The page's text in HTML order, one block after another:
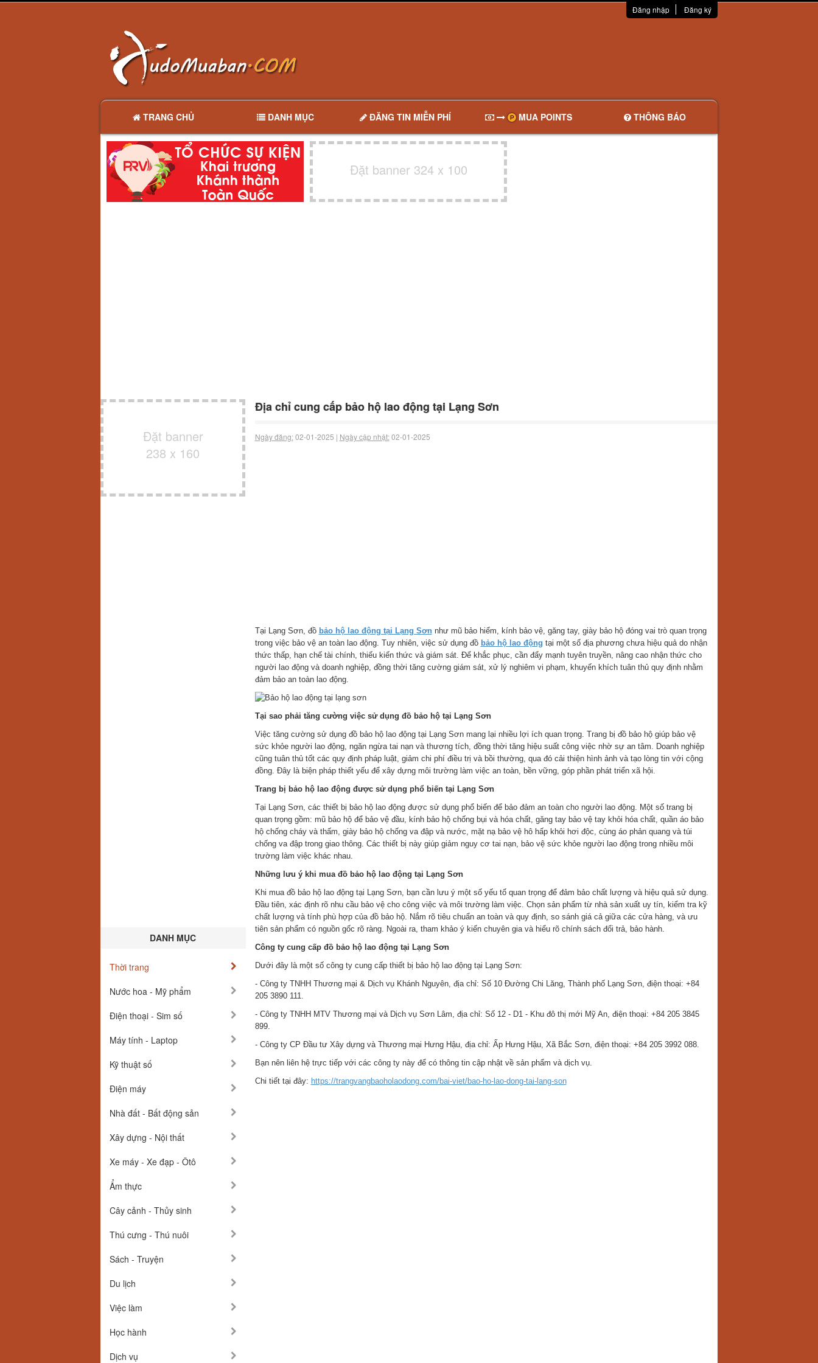
Đăng nhập Đăng ký
TRANG CHỦ DANH MỤC ĐĂNG TIN MIỄN PHÍ MUA POINTS THÔNG BÁO
Đặt banner 324 x 100
Đặt banner
238 x 160
DANH MỤC
Thời trang
Nước hoa - Mỹ phẩm
Điện thoại - Sim số
Máy tính - Laptop
Kỹ thuật số
Điện máy
Nhà đất - Bất động sản
Xây dựng - Nội thất
Xe máy - Xe đạp - Ôtô
Ẩm thực
Cây cảnh - Thủy sinh
Thú cưng - Thú nuôi
Sách - Truyện
Du lịch
Việc làm
Học hành
Dịch vụ
Địa chỉ cung cấp bảo hộ lao động tại Lạng Sơn
Ngày đăng:02-01-2025 | Ngày cập nhật:02-01-2025
Tại Lạng Sơn, đồ bảo hộ lao động tại Lạng Sơnnhư mũ bảo hiểm, kính bảo vệ, găng tay, giày bảo hộ đóng vai trò quan trọng
trong việc bảo vệ an toàn lao động. Tuy nhiên, việc sử dụng đồ bảo hộ lao động tại một số địa phương chưa hiệu quả do nhận
thức thấp, hạn chế tài chính, thiếu kiến thức và giám sát. Để khắc phục, cần đẩy mạnh tuyên truyền, nâng cao nhận thức cho
người lao động và doanh nghiệp, đồng thời tăng cường giám sát, xử lý nghiêm vi phạm, khuyến khích tuân thủ quy định nhằm
đảm bảo an toàn lao động.
Tại sao phải tăng cường việc sử dụng đồ bảo hộ tại Lạng Sơn
Việc tăng cường sử dụng đồ bảo hộ lao động tại Lạng Sơn mang lại nhiều lợi ích quan trọng. Trang bị đồ bảo hộ giúp bảo vệ
sức khỏe người lao động, ngăn ngừa tai nạn và thương tích, đồng thời tăng hiệu suất công việc nhờ sự an tâm. Doanh nghiệp
cũng tuân thủ tốt các quy định pháp luật, giảm chi phí điều trị và bồi thường, qua đó cải thiện hình ảnh và tạo lòng tin với cộng
đồng. Đây là biện pháp thiết yếu để xây dựng môi trường làm việc an toàn, bền vững, góp phần phát triển xã hội.
Trang bị bảo hộ lao động được sử dụng phổ biến tại Lạng Sơn
Tại Lạng Sơn, các thiết bị bảo hộ lao động được sử dụng phổ biến để bảo đảm an toàn cho người lao động. Một số trang bị
quan trọng gồm: mũ bảo hộ để bảo vệ đầu, kính bảo hộ chống bụi và hóa chất, găng tay bảo vệ tay khỏi hóa chất, quần áo bảo
hộ chống cháy và thấm, giày bảo hộ chống va đập và nước, mặt nạ bảo vệ hô hấp khỏi hơi độc, cùng áo phản quang và túi
chống va đập trong giao thông. Các thiết bị này giúp giảm nguy cơ tai nạn, bảo vệ sức khỏe người lao động trong nhiều môi
trường làm việc khác nhau.
Những lưu ý khi mua đồ bảo hộ lao động tại Lạng Sơn
Khi mua đồ bảo hộ lao động tại Lạng Sơn, bạn cần lưu ý một số yếu tố quan trọng để đảm bảo chất lượng và hiệu quả sử dụng.
Đầu tiên, xác định rõ nhu cầu bảo vệ cho công việc và môi trường làm việc. Chọn sản phẩm từ nhà sản xuất uy tín, kiểm tra kỹ
chất lượng và tính phù hợp của đồ bảo hộ. Nắm rõ tiêu chuẩn an toàn và quy định, so sánh giá cả giữa các cửa hàng, và ưu
tiên sản phẩm có nguồn gốc rõ ràng. Ngoài ra, tham khảo ý kiến chuyên gia và hiểu rõ chính sách đổi trả, bảo hành.
Công ty cung cấp đồ bảo hộ lao động tại Lạng Sơn
Dưới đây là một số công ty cung cấp thiết bị bảo hộ lao động tại Lạng Sơn:
- Công ty TNHH Thương mại & Dịch vụ Khánh Nguyên, địa chỉ: Số 10 Đường Chi Lăng, Thành phố Lạng Sơn, điện thoại: +84
205 3890 111.
- Công ty TNHH MTV Thương mại và Dịch vụ Sơn Lâm, địa chỉ: Số 12 - D1 - Khu đô thị mới Mỹ An, điện thoại: +84 205 3845
899.
- Công ty CP Đầu tư Xây dựng và Thương mại Hưng Hậu, địa chỉ: Ấp Hưng Hậu, Xã Bắc Sơn, điện thoại: +84 205 3992 088.
Bạn nên liên hệ trực tiếp với các công ty này để có thông tin cập nhật về sản phẩm và dịch vụ.
Chi tiết tại đây: https://trangvangbaoholaodong.com/bai-viet/bao-ho-lao-dong-tai-lang-son